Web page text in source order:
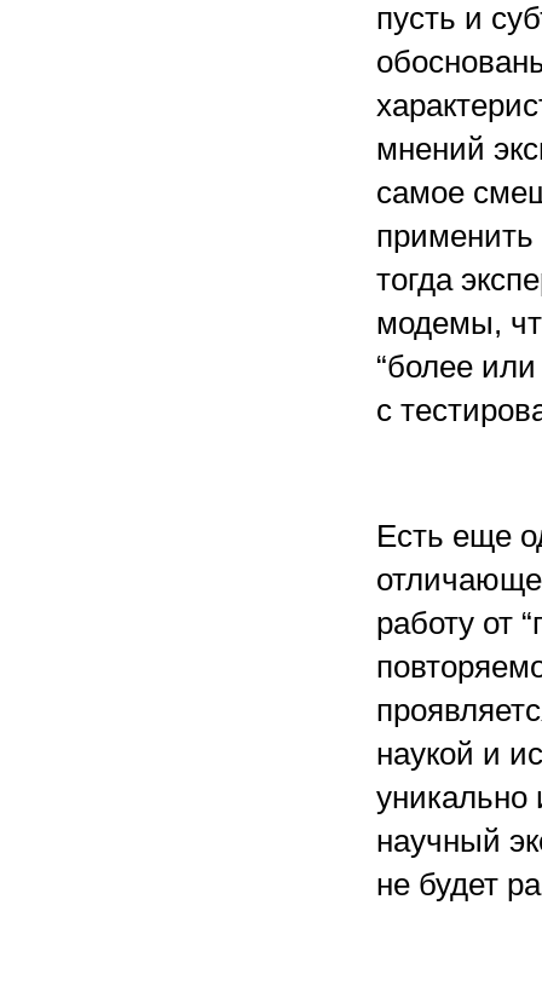
пусть и
мнений
самое
применить
тогда
модемы,
“более
с
Есть еще
работу от
наукой и
научный
не будет